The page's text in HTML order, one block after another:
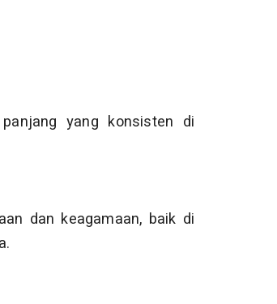
yang konsisten di
dan keagamaan, baik di